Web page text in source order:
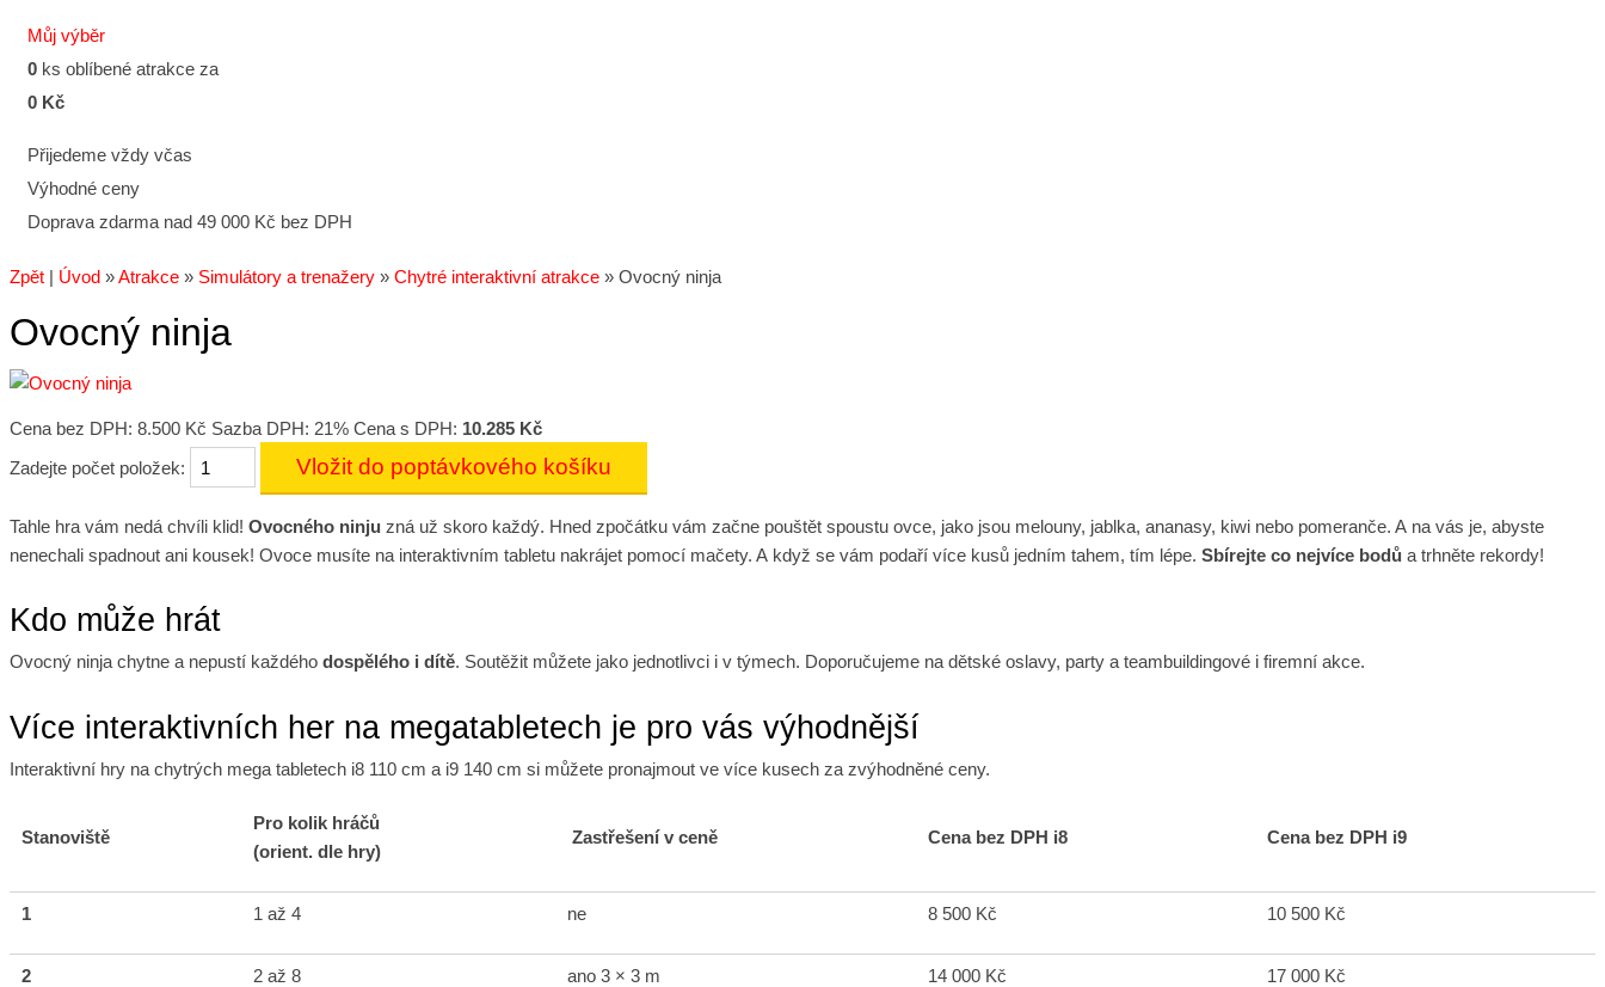
Můj výběr
0 ks oblíbené atrakce za
0 Kč
Přijedeme vždy včas
Výhodné ceny
Doprava zdarma nad 49 000 Kč bez DPH
Zpět | Úvod »Atrakce » Simulátory a trenažery » Chytré interaktivní atrakce » Ovocný ninja
Ovocný ninja
Cena bez DPH: 8.500 Kč Sazba DPH: 21% Cena s DPH: 10.285 Kč
Zadejte počet položek:
Tahle hra vám nedá chvíli klid! Ovocného ninju zná už skoro každý. Hned zpočátku vám začne pouštět spoustu ovce, jako jsou melouny, jablka, ananasy, kiwi nebo pomeranče. A na vás je, abyste
nenechali spadnout ani kousek! Ovoce musíte na interaktivním tabletu nakrájet pomocí mačety. A když se vám podaří více kusů jedním tahem, tím lépe. Sbírejte co nejvíce bodů a trhněte rekordy!
Kdo může hrát
Ovocný ninja chytne a nepustí každého dospělého i dítě. Soutěžit můžete jako jednotlivci i v týmech. Doporučujeme na dětské oslavy, party a teambuildingové i firemní akce.
Více interaktivních her na megatabletech je pro vás výhodnější
Interaktivní hry na chytrých mega tabletech i8 110 cm a i9 140 cm si můžete pronajmout ve více kusech za zvýhodněné ceny.
Stanoviště
Pro kolik hráčů
(orient. dle hry)
Zastřešení v ceně Cena bez DPH i8 Cena bez DPH i9
1 1 až 4 ne 8 500 Kč 10 500 Kč
2 2 až 8 ano 3 × 3 m 14 000 Kč 17 000 Kč